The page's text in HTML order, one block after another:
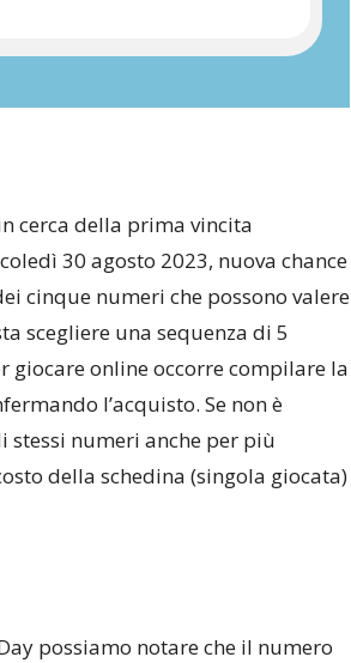
cerca della prima vincita
30 agosto 2023, nuova chance
cinque numeri che possono valere
scegliere una sequenza di 5
giocare online occorre compilare la
l’acquisto. Se non è
numeri anche per più
della schedina (singola giocata)
possiamo notare che il numero